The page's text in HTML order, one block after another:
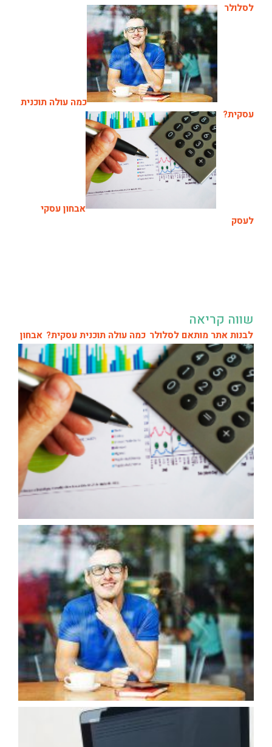
לסלולר
כמה עולה תוכנית
עסקית?
אבחון עסקי
לעסק
שווה קריאה
לבנות אתר מותאם לסלולר כמה עולה תוכנית עסקית? אבחון